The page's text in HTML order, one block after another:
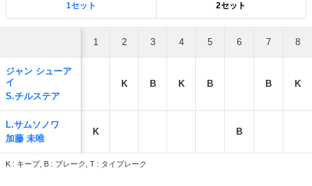
1セット 2セット
1 2 3 4 5 6 7 8
ジャン シューア
イ
S.チルステア
K B K B B K
L.サムソノワ
加藤 未唯
K B
K : キープ, B : ブレーク, T : タイブレーク